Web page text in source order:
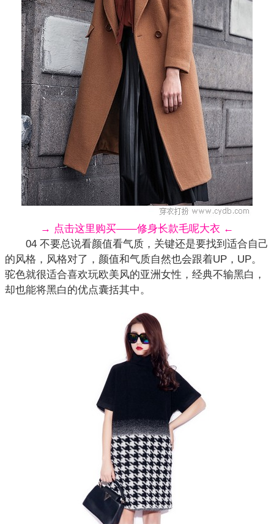
→ 点击这里购买——修身长款毛呢大衣 ←
04 不要总说看颜值看气质，关键还是要找到适合自己
的风格，风格对了，颜值和气质自然也会跟着UP，UP。
驼色就很适合喜欢玩欧美风的亚洲女性，经典不输黑白，
却也能将黑白的优点囊括其中。